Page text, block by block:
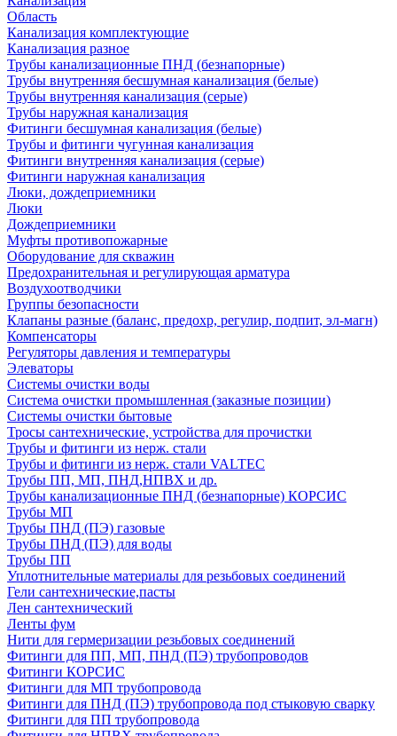
Область
Канализация комплектующие
Канализация разное
Трубы канализационные ПНД (безнапорные)
Трубы внутренняя бесшумная канализация (белые)
Трубы внутренняя канализация (серые)
Трубы наружная канализация
Фитинги бесшумная канализация (белые)
Трубы и фитинги чугунная канализация
Фитинги внутренняя канализация (серые)
Фитинги наружная канализация
Люки, дождеприемники
Люки
Дождеприемники
Муфты противопожарные
Оборудование для скважин
Предохранительная и регулирующая арматура
Воздухоотводчики
Группы безопасности
Клапаны разные (баланс, предохр, регулир, подпит, эл-магн)
Компенсаторы
Регуляторы давления и температуры
Элеваторы
Системы очистки воды
Система очистки промышленная (заказные позиции)
Системы очистки бытовые
Тросы сантехнические, устройства для прочистки
Трубы и фитинги из нерж. стали
Трубы и фитинги из нерж. стали VALTEC
Трубы ПП, МП, ПНД,НПВХ и др.
Трубы канализационные ПНД (безнапорные) КОРСИС
Трубы МП
Трубы ПНД (ПЭ) газовые
Трубы ПНД (ПЭ) для воды
Трубы ПП
Уплотнительные материалы для резьбовых соединений
Гели сантехнические,пасты
Лен сантехнический
Ленты фум
Нити для гермеризации резьбовых соединений
Фитинги для ПП, МП, ПНД (ПЭ) трубопроводов
Фитинги КОРСИС
Фитинги для МП трубопровода
Фитинги для ПНД (ПЭ) трубопровода под стыковую сварку
Фитинги для ПП трубопровода